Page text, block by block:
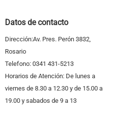
Datos de contacto
Dirección:Av. Pres. Perón 3832,
Rosario
Telefono: 0341 431-5213
Horarios de Atención: De lunes a
viernes de 8.30 a 12.30 y de 15.00 a
19.00 y sabados de 9 a 13